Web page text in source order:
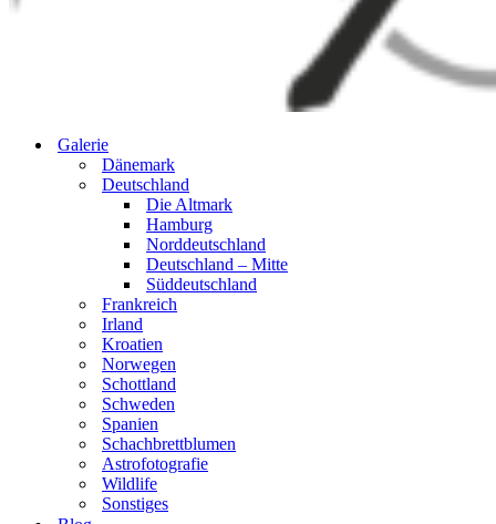
Galerie
Dänemark
Deutschland
Die Altmark
Hamburg
Norddeutschland
Deutschland – Mitte
Süddeutschland
Frankreich
Irland
Kroatien
Norwegen
Schottland
Schweden
Spanien
Schachbrettblumen
Astrofotografie
Wildlife
Sonstiges